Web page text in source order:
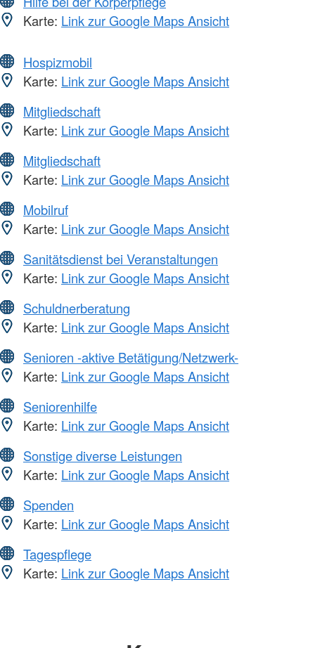
Karte: Link zur Google Maps Ansicht
Hospizmobil
Karte: Link zur Google Maps Ansicht
Mitgliedschaft
Karte: Link zur Google Maps Ansicht
Mitgliedschaft
Karte: Link zur Google Maps Ansicht
Mobilruf
Karte: Link zur Google Maps Ansicht
Sanitätsdienst bei Veranstaltungen
Karte: Link zur Google Maps Ansicht
Schuldnerberatung
Karte: Link zur Google Maps Ansicht
Senioren -aktive Betätigung/Netzwerk-
Karte: Link zur Google Maps Ansicht
Seniorenhilfe
Karte: Link zur Google Maps Ansicht
Sonstige diverse Leistungen
Karte: Link zur Google Maps Ansicht
Spenden
Karte: Link zur Google Maps Ansicht
Tagespflege
Karte: Link zur Google Maps Ansicht